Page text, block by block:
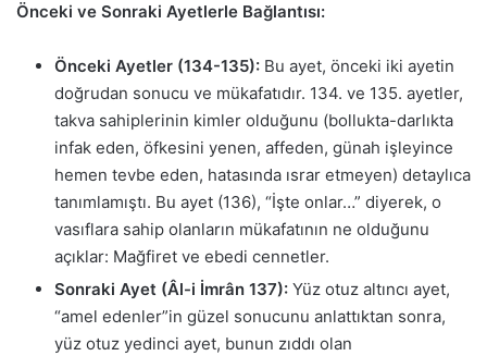
Önceki ve Sonraki Ayetlerle Bağlantısı:
Önceki Ayetler (134-135): Bu ayet, önceki iki ayetin
doğrudan sonucu ve mükafatıdır. 134. ve 135. ayetler,
takva sahiplerinin kimler olduğunu (bollukta-darlıkta
infak eden, öfkesini yenen, affeden, günah işleyince
hemen tevbe eden, hatasında ısrar etmeyen) detaylıca
tanımlamıştı. Bu ayet (136), “İşte onlar…” diyerek, o
vasıflara sahip olanların mükafatının ne olduğunu
açıklar: Mağfiret ve ebedi cennetler.
Sonraki Ayet (Âl-i İmrân 137): Yüz otuz altıncı ayet,
“amel edenler”in güzel sonucunu anlattıktan sonra,
yüz otuz yedinci ayet, bunun zıddı olan